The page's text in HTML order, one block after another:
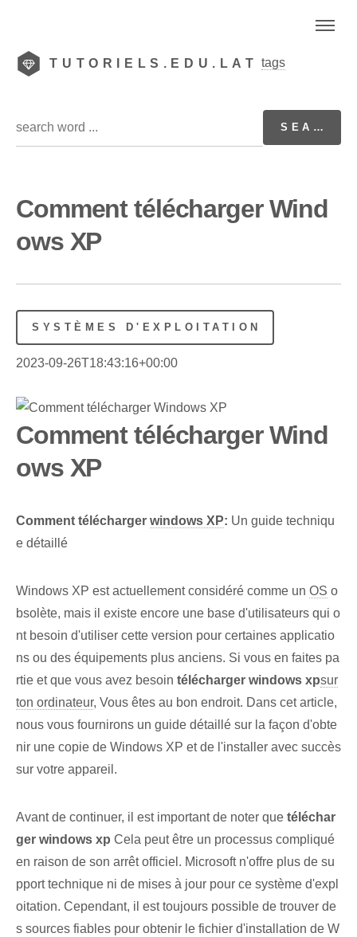
TUTORIELS.EDU.LAT tags
Comment télécharger Wind
ows XP
SYSTÈMES D'EXPLOITATION
2023-09-26T18:43:16+00:00
Comment télécharger Wind
ows XP
Comment télécharger windows XP: Un guide techniqu
e détaillé
Windows XP est actuellement considéré comme un OS o
bsolète, mais il existe encore une base d'utilisateurs qui o
nt besoin d'utiliser cette version pour certaines applicatio
ns ou des équipements plus anciens. Si vous en faites pa
rtie et que vous avez besoin télécharger windows xpsur
ton ordinateur, Vous êtes au bon endroit. Dans cet article,
nous vous fournirons un guide détaillé sur la façon d'obte
nir une copie de Windows XP et de l'installer avec succès
sur votre appareil.
Avant de continuer, il est important de noter que téléchar
ger windows xp Cela peut être un processus compliqué
en raison de son arrêt officiel. Microsoft n'offre plus de su
pport technique ni de mises à jour pour ce système d'expl
oitation. Cependant, il est toujours possible de trouver de
s sources fiables pour obtenir le fichier d'installation de W